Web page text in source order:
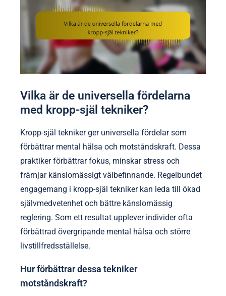
Vilka är de universella fördelarna
med kropp-själ tekniker?
Kropp-själ tekniker ger universella fördelar som
förbättrar mental hälsa och motståndskraft. Dessa
praktiker förbättrar fokus, minskar stress och
främjar känslomässigt välbefinnande. Regelbundet
engagemang i kropp-själ tekniker kan leda till ökad
självmedvetenhet och bättre känslomässig
reglering. Som ett resultat upplever individer ofta
förbättrad övergripande mental hälsa och större
livstillfredsställelse.
Hur förbättrar dessa tekniker
motståndskraft?